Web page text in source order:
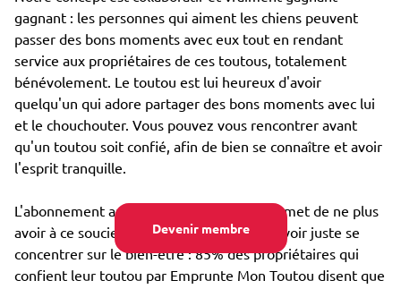
Devenir membre
gagnant : les personnes qui aiment les chiens peuvent
passer des bons moments avec eux tout en rendant
service aux propriétaires de ces toutous, totalement
bénévolement. Le toutou est lui heureux d'avoir
quelqu'un qui adore partager des bons moments avec lui
et le chouchouter. Vous pouvez vous rencontrer avant
qu'un toutou soit confié, afin de bien se connaître et avoir
l'esprit tranquille.
L'abonnement annuel très bon marché permet de ne plus
avoir à ce soucier du coût de garde, et pouvoir juste se
concentrer sur le bien-être : 85% des propriétaires qui
confient leur toutou par Emprunte Mon Toutou disent que